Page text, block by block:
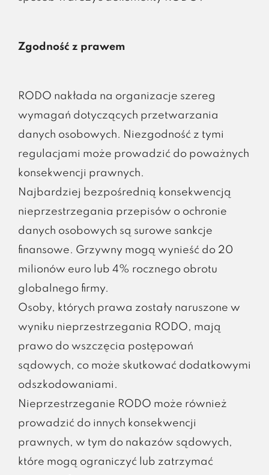
Zgodność z prawem
RODO nakłada na organizacje szereg
wymagań dotyczących przetwarzania
danych osobowych. Niezgodność z tymi
regulacjami może prowadzić do poważnych
konsekwencji prawnych.
Najbardziej bezpośrednią konsekwencją
nieprzestrzegania przepisów o ochronie
danych osobowych są surowe sankcje
finansowe. Grzywny mogą wynieść do 20
milionów euro lub 4% rocznego obrotu
globalnego firmy.
Osoby, których prawa zostały naruszone w
wyniku nieprzestrzegania RODO, mają
prawo do wszczęcia postępowań
sądowych, co może skutkować dodatkowymi
odszkodowaniami.
Nieprzestrzeganie RODO może również
prowadzić do innych konsekwencji
prawnych, w tym do nakazów sądowych,
które mogą ograniczyć lub zatrzymać